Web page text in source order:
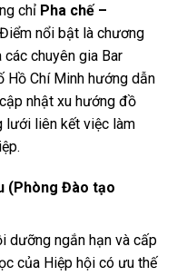
chỉ Pha chế –
nổi bật là chương
chuyên gia Bar
Hồ Chí Minh hướng dẫn
nhật xu hướng đồ
lưới liên kết việc làm
(Phòng Đào tạo
dưỡng ngắn hạn và cấp
của Hiệp hội có ưu thế